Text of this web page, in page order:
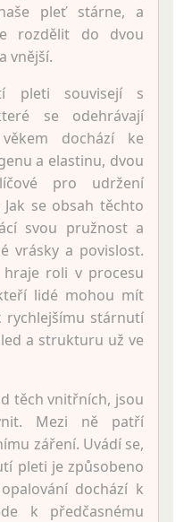
pleť stárne, a
rozdělit do dvou
vnější.
pleti souvisejí s
se odehrávají
dochází ke
a elastinu, dvou
pro udržení
se obsah těchto
svou pružnost a
vrásky a povislost.
roli v procesu
lidé mohou mít
rychlejšímu stárnutí
a strukturu už ve
těch vnitřních, jsou
Mezi ně patří
záření. Uvádí se,
pleti je způsobeno
dochází k
k předčasnému